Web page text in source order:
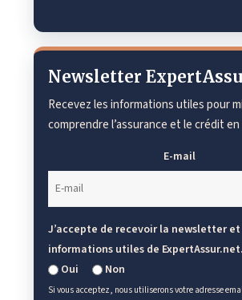
Newsletter
Recevez les informations utiles pour
comprendre l’assurance et le crédit en
E-mail
J’accepte de recevoir la newsletter
informations utiles de ExpertAssur.net.
Oui
Non
Si vous acceptez, nous utiliserons votre adresse